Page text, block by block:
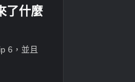
了什麼
6，並且